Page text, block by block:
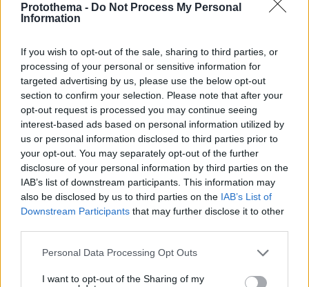
Protothema - Do Not Process My Personal
Information
If you wish to opt-out of the sale, sharing to third parties, or
processing of your personal or sensitive information for
targeted advertising by us, please use the below opt-out
section to confirm your selection. Please note that after your
opt-out request is processed you may continue seeing
interest-based ads based on personal information utilized by
us or personal information disclosed to third parties prior to
your opt-out. You may separately opt-out of the further
disclosure of your personal information by third parties on the
IAB’s list of downstream participants. This information may
also be disclosed by us to third parties on the IAB’s List of
Downstream Participants that may further disclose it to other
Please note that this website/app uses one or more Google
not limited to your visit or usage behaviour. You may click to
Personal Data Processing Opt Outs
I want to opt-out of the Sharing of my
ΤΑ ΠΙΟ ΔΗΜΟΦΙΛΗ